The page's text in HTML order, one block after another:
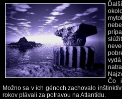
Čo
Možno sa v ich génoch zachovalo
rokov plávali za potravou na Atlantídu.